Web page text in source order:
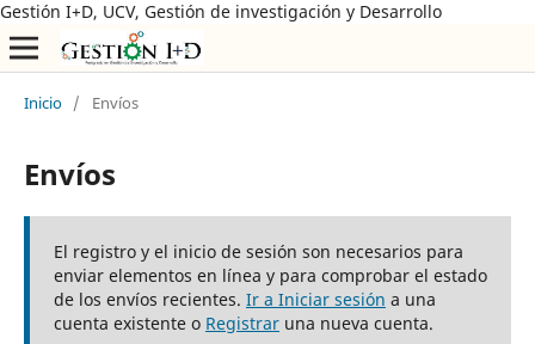
Gestión I+D, UCV, Gestión de investigación y Desarrollo
Inicio / Envíos
Envíos
El registro y el inicio de sesión son necesarios para
enviar elementos en línea y para comprobar el estado
de los envíos recientes. Ir a Iniciar sesión a una
cuenta existente o Registraruna nueva cuenta.